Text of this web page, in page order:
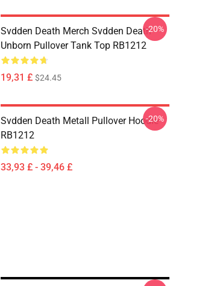
Svdden Death Merch Svdden Death
Unborn Pullover Tank Top RB1212
19,31 £ $24.45
-20%
Svdden Death Metall Pullover Hoodie
RB1212
33,93 £ - 39,46 £
-20%